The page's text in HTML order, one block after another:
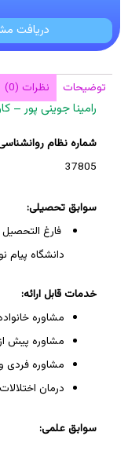
دریافت
توضیحات نظرات (0)
رامینا جوینی پور –
شماره نظام
37805
سوابق تحصیلی:
فارغ
دانشگاه پیام
خدمات قابل ارائه:
مشاوره
مشاوره پیش
مشاوره فردی و
درمان
سوابق علمی: